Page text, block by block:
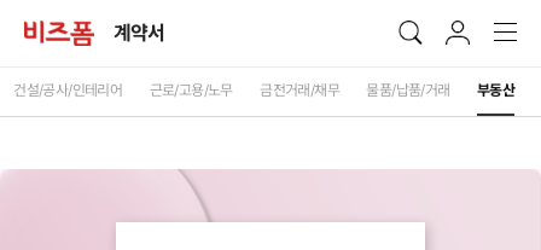
계약서
건설/공사/인테리어 근로/고용/노무 금전거래/채무 물품/납품/거래 부동산